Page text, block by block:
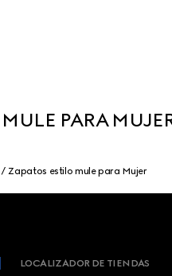
PARA
Zapatos estilo mule para Mujer
LOCALIZADOR DE TIENDAS